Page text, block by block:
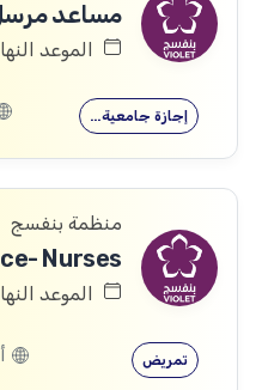
الموعد النهائي: 31/
إجازة جامعية…
منظمة بنفسج
Nurses
الموعد النهائي: 31/
تمريض